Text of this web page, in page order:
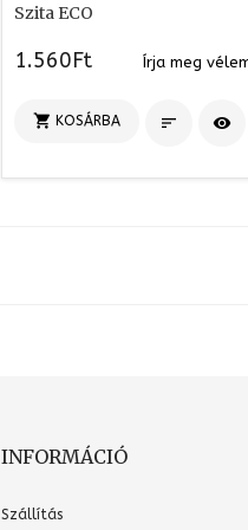
Szita ECO
1.560Ft Írja meg
 KOSÁRBA  
INFORMÁCIÓ
Szállítás